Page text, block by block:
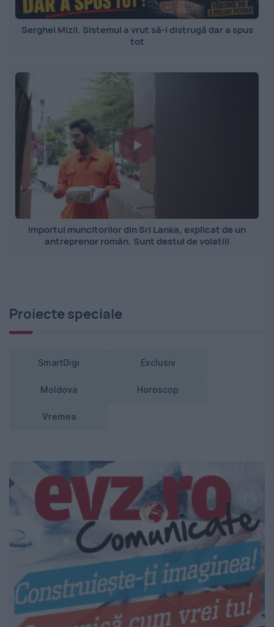
Serghei Mizil. Sistemul a vrut să-l distrugă dar a spus
tot
Importul muncitorilor din Sri Lanka, explicat de un
antreprenor român. Sunt destul de volatili
Proiecte speciale
SmartDigi Exclusiv
Moldova Horoscop
Vremea